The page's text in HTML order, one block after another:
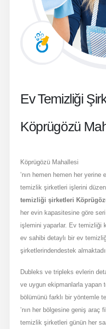
Ev Temizliği
Köprügözü
Köprügözü Mahallesi
’nın hemen hemen her
temizlik şirketleri işlerini
temizliği şirketleri
her evin kapasitesine göre
işlemini yaparlar. Ev temizliği
ev sahibi detaylı bir ev
şirketlerindendestek
Dubleks ve tripleks evlerin
ve uygun ekipmanlarla yapan
bölümünü farklı bir yöntemle
’nın her bölgesine geniş araç
temizlik şirketleri günün her